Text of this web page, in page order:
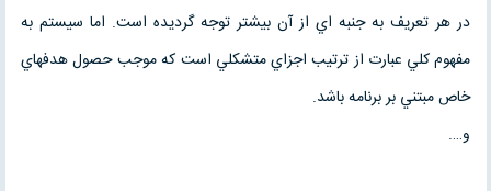
در هر تعريف به جنبه اي از آن بيشتر توجه گرديده است. اما سيستم به
مفهوم كلي عبارت از ترتيب اجزاي متشكلي است كه موجب حصول هدفهاي
خاص مبتني بر برنامه باشد.
و….